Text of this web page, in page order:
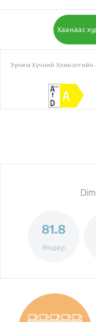
Хаанаас
Эрчим Хүчний Хэмнэлтийн
81.8
Өндөр